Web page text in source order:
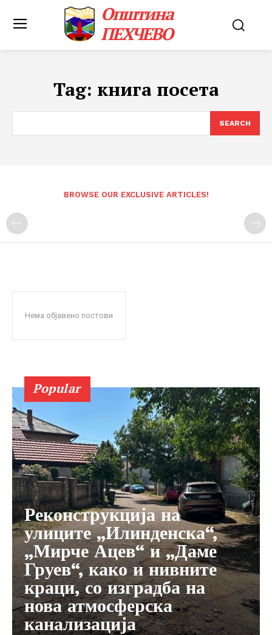
Општина
ПЕХЧЕВО
Tag: книга посета
SEARCH
BROWSE OUR EXCLUSIVE ARTICLES!
Нема објавено постови
Popular
Реконструкција на
улиците „Илинденска“,
„Мирче Ацев“ и „Даме
Груев“, како и нивните
краци, со изградба на
нова атмосферска
канализација